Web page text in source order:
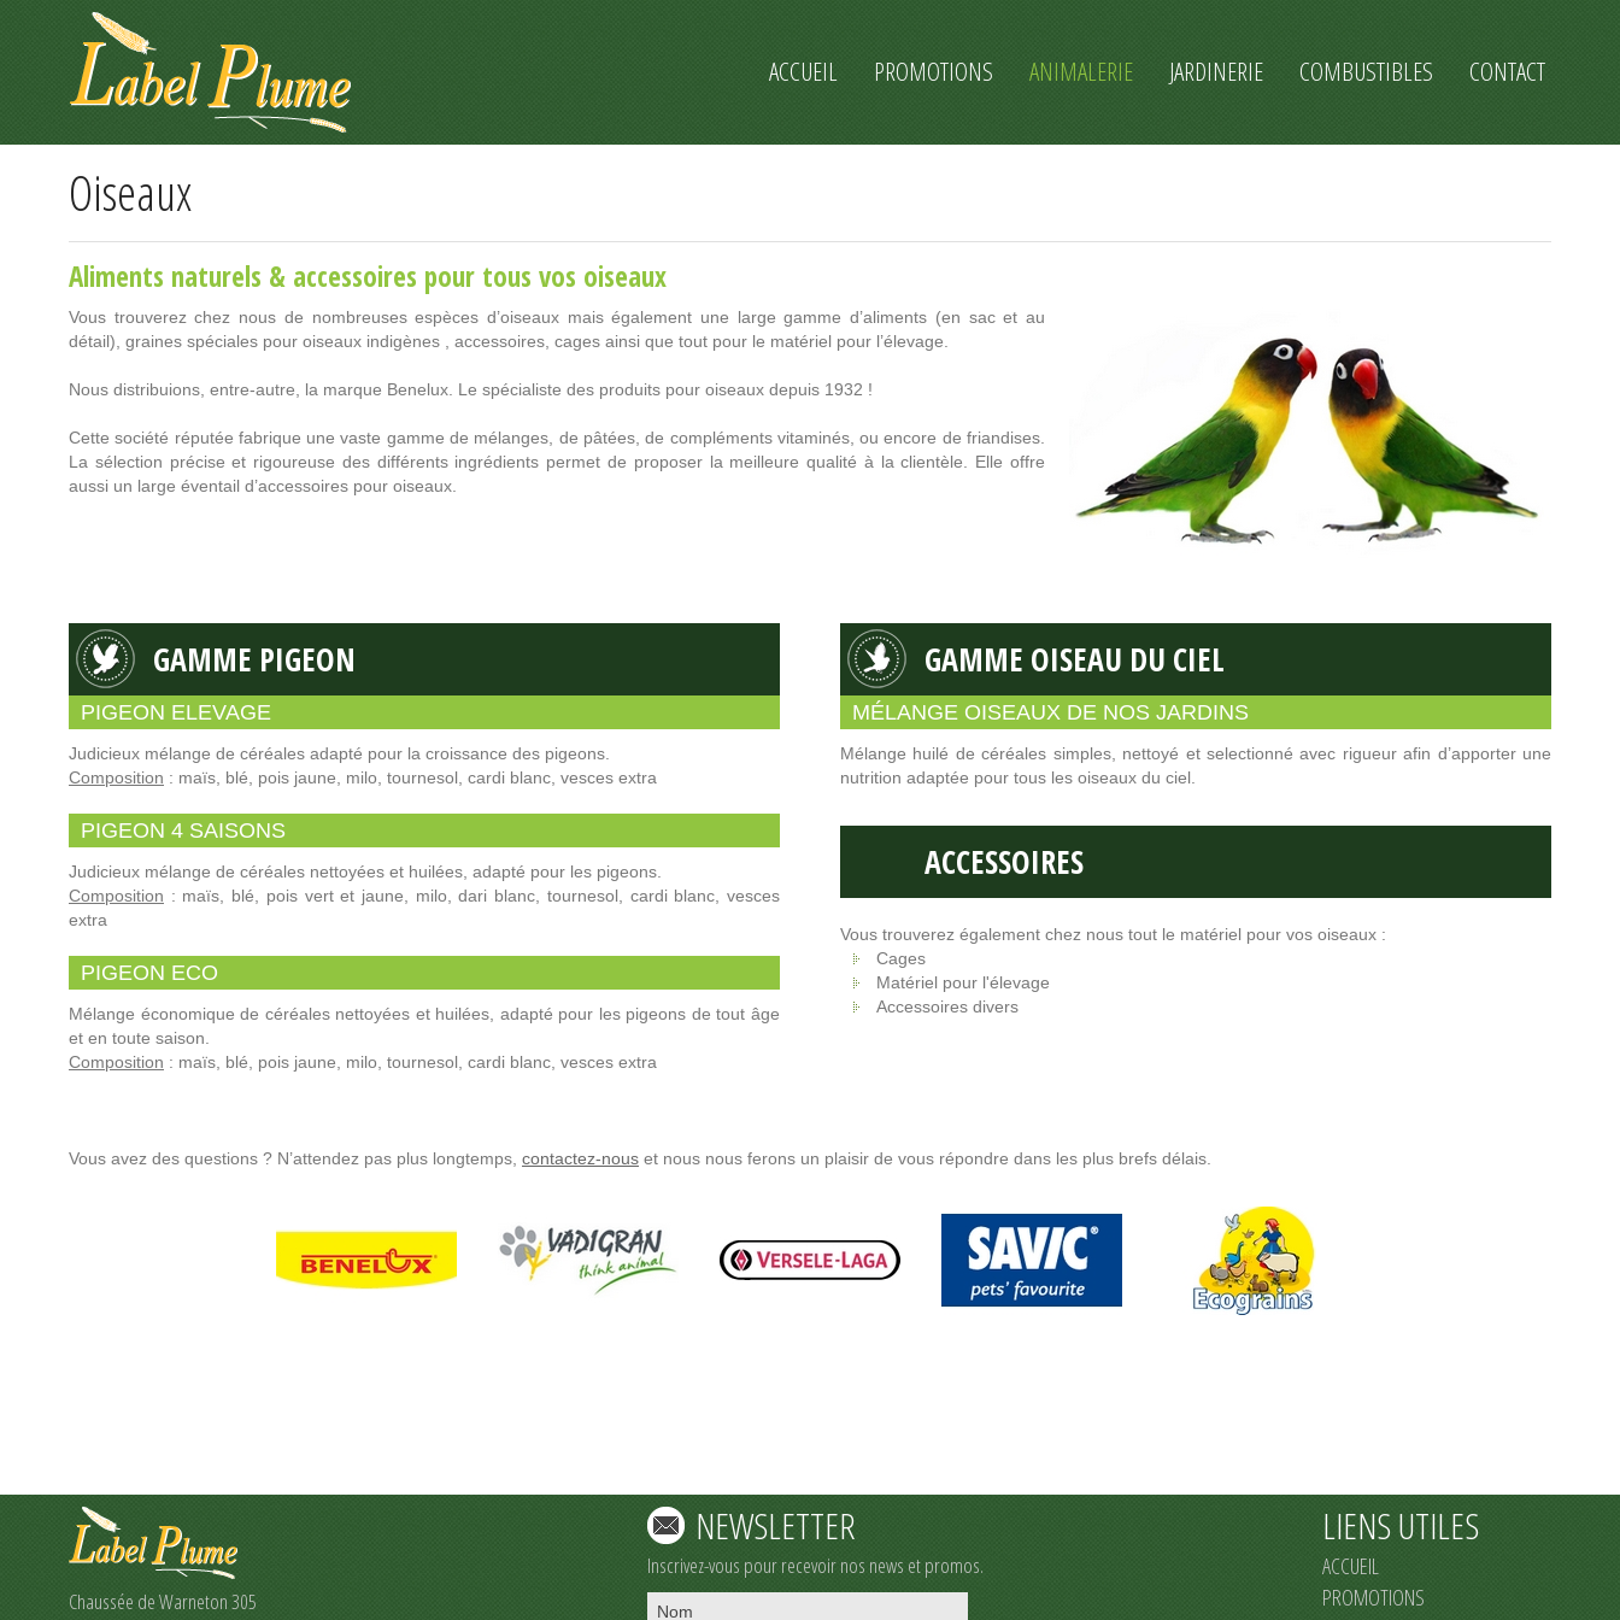
ACCUEIL PROMOTIONS ANIMALERIE JARDINERIE COMBUSTIBLES CONTACT
Oiseaux
Aliments naturels & accessoires pour tous vos oiseaux
Vous trouverez chez nous de nombreuses espèces d’oiseaux mais également une large gamme d’aliments (en sac et au
détail), graines spéciales pour oiseaux indigènes , accessoires, cages ainsi que tout pour le matériel pour l’élevage.
Nous distribuions, entre-autre, la marque Benelux. Le spécialiste des produits pour oiseaux depuis 1932 !
Cette société réputée fabrique une vaste gamme de mélanges, de pâtées, de compléments vitaminés, ou encore de friandises.
La sélection précise et rigoureuse des différents ingrédients permet de proposer la meilleure qualité à la clientèle. Elle offre
aussi un large éventail d’accessoires pour oiseaux.
GAMME PIGEON
PIGEON ELEVAGE
Judicieux mélange de céréales adapté pour la croissance des pigeons.
Composition : maïs, blé, pois jaune, milo, tournesol, cardi blanc, vesces extra
PIGEON 4 SAISONS
Judicieux mélange de céréales nettoyées et huilées, adapté pour les pigeons.
Composition : maïs, blé, pois vert et jaune, milo, dari blanc, tournesol, cardi blanc, vesces
extra
PIGEON ECO
Mélange économique de céréales nettoyées et huilées, adapté pour les pigeons de tout âge
et en toute saison.
Composition : maïs, blé, pois jaune, milo, tournesol, cardi blanc, vesces extra
GAMME OISEAU DU CIEL
MÉLANGE OISEAUX DE NOS JARDINS
Mélange huilé de céréales simples, nettoyé et selectionné avec rigueur afin d’apporter une
nutrition adaptée pour tous les oiseaux du ciel.
ACCESSOIRES
Vous trouverez également chez nous tout le matériel pour vos oiseaux :
Cages
Matériel pour l'élevage
Accessoires divers
Vous avez des questions ? N’attendez pas plus longtemps, contactez-nous et nous nous ferons un plaisir de vous répondre dans les plus brefs délais.
Chaussée de Warneton 305
NEWSLETTER
Inscrivez-vous pour recevoir nos news et promos.
LIENS UTILES
ACCUEIL
PROMOTIONS
Panneau de gestion des cookies